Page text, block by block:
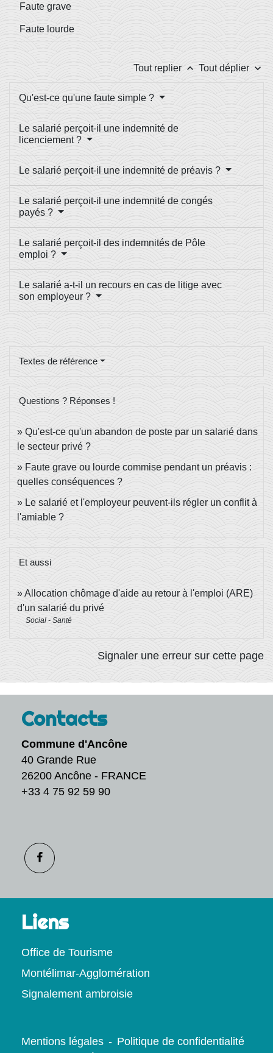
Faute grave
Faute lourde
Tout replier keyboard_arrow_up Tout déplier keyboard_arrow_down
Qu'est-ce qu'une faute simple ?
Le salarié perçoit-il une indemnité de
licenciement ?
Le salarié perçoit-il une indemnité de préavis ?
Le salarié perçoit-il une indemnité de congés
payés ?
Le salarié perçoit-il des indemnités de Pôle
emploi ?
Le salarié a-t-il un recours en cas de litige avec
son employeur ?
Textes de référence
Questions ? Réponses !
Qu'est-ce qu'un abandon de poste par un salarié dans
le secteur privé ?
Faute grave ou lourde commise pendant un préavis :
quelles conséquences ?
Le salarié et l'employeur peuvent-ils régler un conflit à
l'amiable ?
Et aussi
Allocation chômage d'aide au retour à l'emploi (ARE)
d'un salarié du privé
Social - Santé
Signaler une erreur sur cette page
Contacts
Commune d'Ancône
40 Grande Rue
26200 Ancône - FRANCE
+33 4 75 92 59 90
Liens
Office de Tourisme
Montélimar-Agglomération
Signalement ambroisie
Mentions légales - Politique de confidentialité